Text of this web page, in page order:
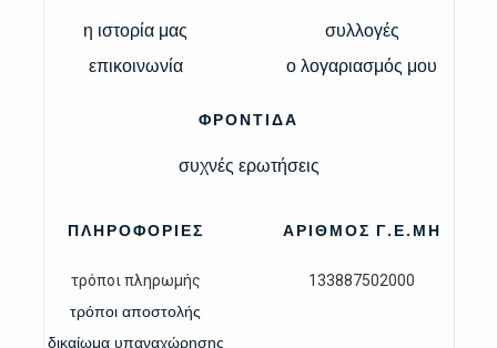
η ιστορία μας
επικοινωνία
συλλογές
ο λογαριασμός μου
ΦΡΟΝΤΙΔΑ
συχνές ερωτήσεις
ΠΛΗΡΟΦΟΡΙΕΣ
τρόποι πληρωμής
τρόποι αποστολής
δικαίωμα υπαναχώρησης
ΑΡΙΘΜΟΣ Γ.Ε.ΜΗ
133887502000